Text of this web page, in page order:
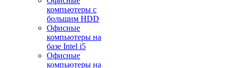
компьютеры с
большим HDD
Офисные
компьютеры на
базе Intel i5
Офисные
компьютеры на